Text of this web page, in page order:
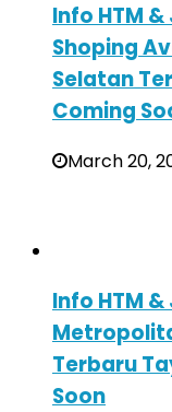
Info HTM
Shoping
Selatan
Coming
March 20,
Info HTM
Terbaru
Soon